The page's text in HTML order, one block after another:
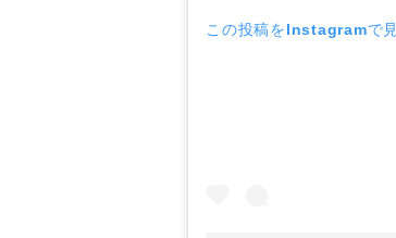
この投稿をInstagramで